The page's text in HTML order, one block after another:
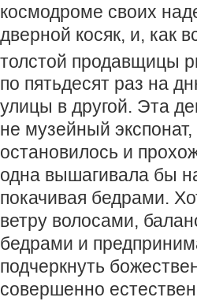
космодроме своих
дверной косяк, и, как
толстой продавщицы
по пятьдесят раз на
улицы в другой. Эта
не музейный
остановилось и
одна вышагивала бы
покачивая бедрами.
ветру волосами,
бедрами и
подчеркнуть
совершенно